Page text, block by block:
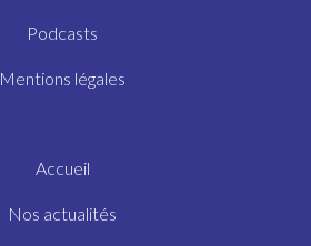
Podcasts
Mentions légales
Accueil
Nos actualités